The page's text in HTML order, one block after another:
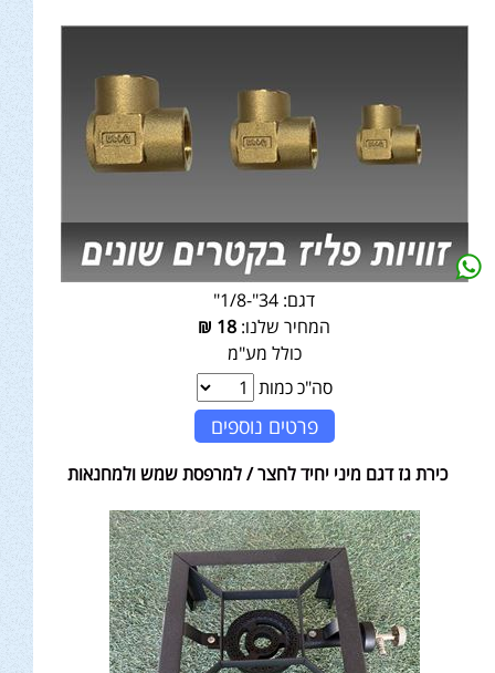
דגם: 34"-1/8"
המחיר שלנו: 18
₪
כולל מע"מ
סה"כ כמות
פרטים נוספים
כירת גז דגם מיני יחיד לחצר / למרפסת שמש ולמחנאות